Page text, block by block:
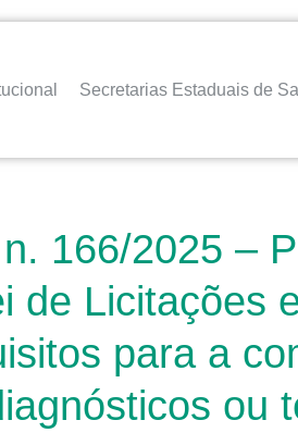
Secretarias Estaduais de
166/2025 –
de Licitações
para a
ou